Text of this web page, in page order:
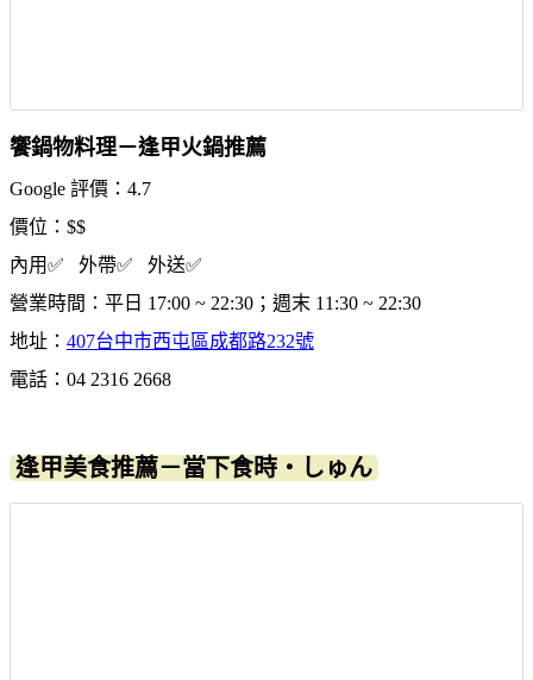
饗鍋物料理－逢甲火鍋推薦
Google 評價：4.7
價位：$$
內用✅ 外帶✅ 外送✅
營業時間：平日 17:00 ~ 22:30；週末 11:30 ~ 22:30
地址： 407台中市西屯區成都路232號
電話：04 2316 2668
逢甲美食推薦－當下食時‧しゅん